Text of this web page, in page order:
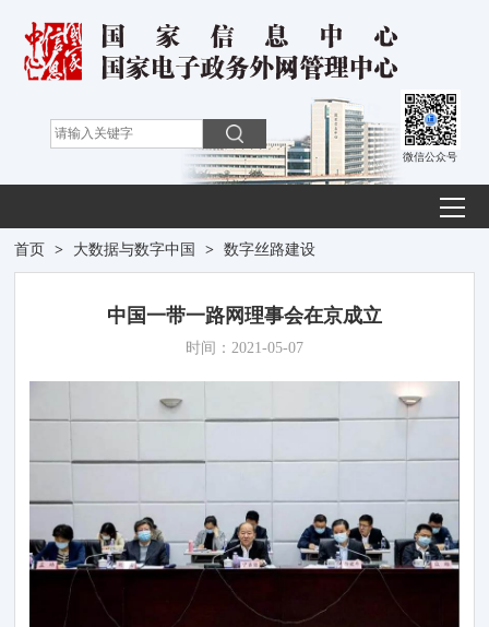
微信公众号
首页 > 大数据与数字中国 > 数字丝路建设
中国一带一路网理事会在京成立
时间：2021-05-07